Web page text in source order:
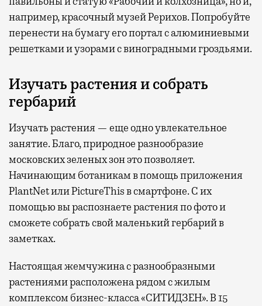
например, красочный музей Рерихов. Попробуйте
перенести на бумагу его портал с алюминиевыми
решетками и узорами с виноградными гроздьями.
Изучать растения и собрать
гербарий
Изучать растения — еще одно увлекательное
занятие. Благо, природное разнообразие
московских зеленых зон это позволяет.
Начинающим ботаникам в помощь приложения
PlantNet или PictureThis в смартфоне. С их
помощью вы распознаете растения по фото и
сможете собрать свой маленький гербарий в
заметках.
Настоящая жемчужина с разнообразными
растениями расположена рядом с жилым
комплексом бизнес-класса «СИТИДЗЕН». В 15